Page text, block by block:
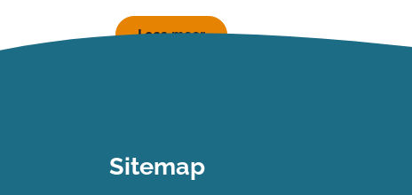
Lees meer
Sitemap